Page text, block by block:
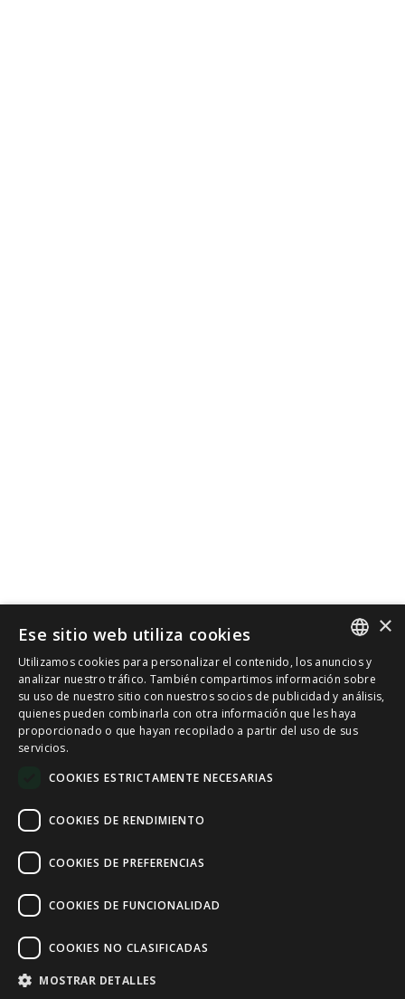
SPANISH
CAT
×
Ese sitio web utiliza cookies
Utilizamos cookies para personalizar el contenido, los anuncios y
analizar nuestro tráfico. También compartimos información sobre
su uso de nuestro sitio con nuestros socios de publicidad y análisis,
quienes pueden combinarla con otra información que les haya
proporcionado o que hayan recopilado a partir del uso de sus
servicios.
COOKIES ESTRICTAMENTE NECESARIAS
COOKIES DE RENDIMIENTO
COOKIES DE PREFERENCIAS
COOKIES DE FUNCIONALIDAD
COOKIES NO CLASIFICADAS
MOSTRAR DETALLES